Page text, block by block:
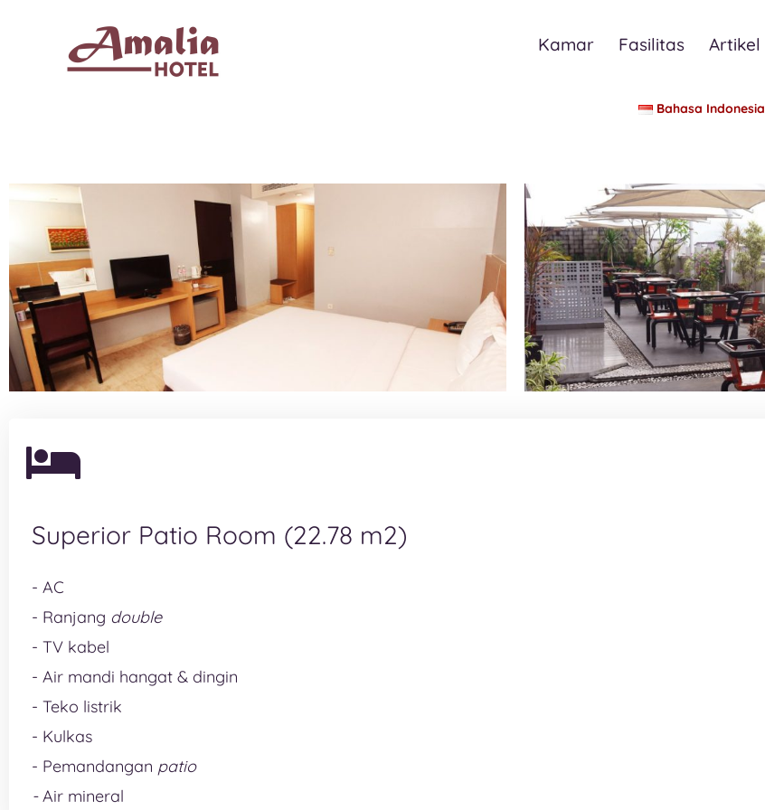
Kamar Fasilitas Artikel
Bahasa Indonesia
Superior Patio Room (22.78 m2)
- AC
- Ranjang double
- TV kabel
- Air mandi hangat & dingin
- Teko listrik
- Kulkas
- Pemandangan patio
-Air mineral